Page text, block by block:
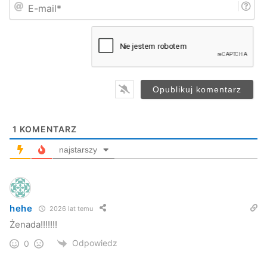
m
1 KOMENTARZ
najstarszy
hehe 2026 lat temu
Żenada!!!!!!!
0 Odpowiedz